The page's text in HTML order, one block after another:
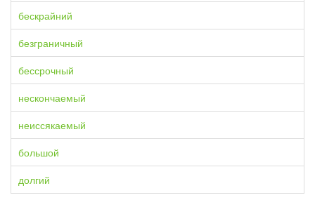
бескрайний
безграничный
бессрочный
нескончаемый
неиссякаемый
большой
долгий